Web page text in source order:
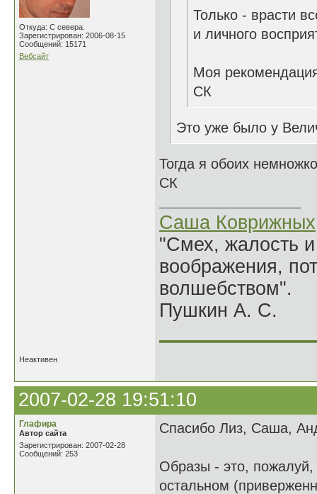
Откуда: С севера.
Зарегистрирован: 2006-08-15
Сообщений: 15171
Вебсайт
Только - врасти
и личного
Моя
СК
Это уже было у
Тогда я обоих
СК
Саша Коврижных
"Смех, жалость
воображения,
волшебством".
Пушкин А. С.
Неактивен
2007-02-28 19:51:10
Глафира
Автор сайта
Зарегистрирован: 2007-02-28
Сообщений: 253
Спасибо Лиз, Саша,
Образы - это, пожалуй,
остальном